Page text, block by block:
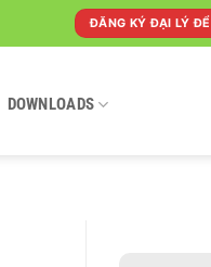
ĐĂNG KÝ ĐẠI LÝ
DOWNLOADS